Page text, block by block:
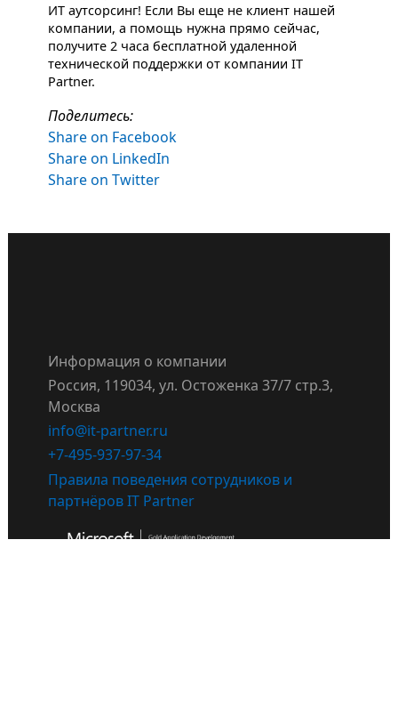
ИТ аутсорсинг! Если Вы еще не клиент нашей
компании, а помощь нужна прямо сейчас,
получите 2 часа бесплатной удаленной
технической поддержки от компании IT
Partner.
Поделитесь:
Share on Facebook
Share on LinkedIn
Share on Twitter
Информация о компании
Россия, 119034, ул. Остоженка 37/7 стр.3,
Москва
info@it-partner.ru
+7-495-937-97-34
Правила поведения сотрудников и
партнёров IT Partner